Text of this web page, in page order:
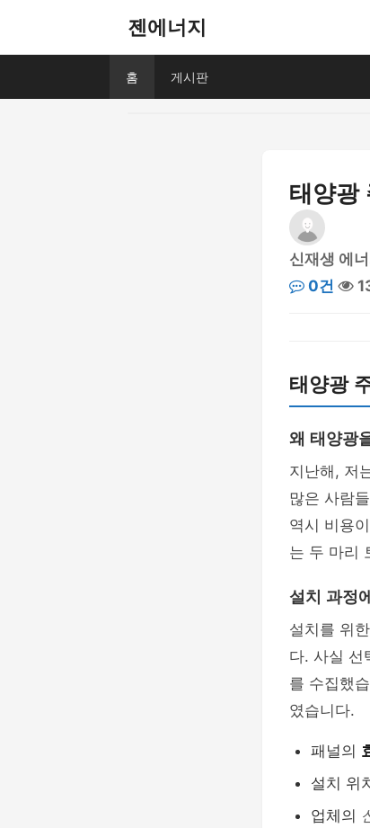
젠에너지
홈 게시판
태양광
신재생 에
0건
태양광
왜 태양광
지난해, 저
많은 사람
역시 비용
는 두 마리
설치 과정
설치를 위
다. 사실 선
를 수집했
였습니다.
패널의
설치 위
업체의